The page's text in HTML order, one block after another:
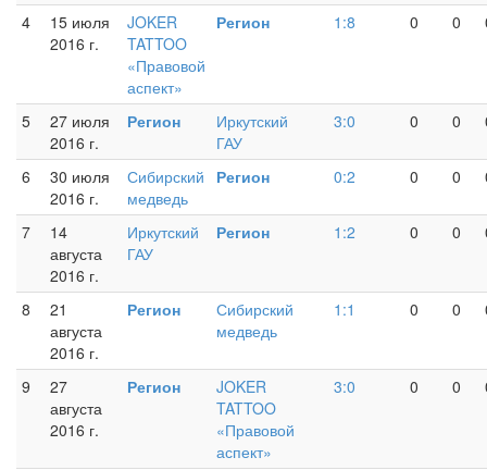
4
15 июля
2016 г.
JOKER
TATTOO
«Правовой
аспект»
Регион 1:8 0 0
5
27 июля
2016 г.
Регион
Иркутский
ГАУ
3:0 0 0
6
30 июля
2016 г.
Сибирский
медведь
Регион 0:2 0 0
7
14
августа
2016 г.
Иркутский
ГАУ
Регион 1:2 0 0
8
21
августа
2016 г.
Регион
Сибирский
медведь
1:1 0 0
9
27
августа
2016 г.
Регион
JOKER
TATTOO
«Правовой
аспект»
3:0 0 0